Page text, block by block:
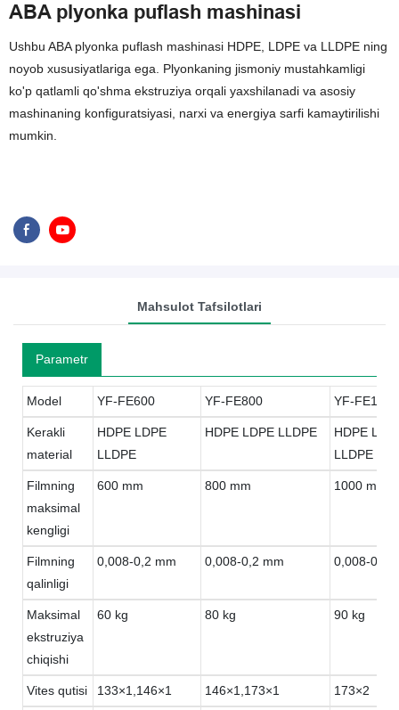
ABA plyonka puflash mashinasi
Ushbu ABA plyonka puflash mashinasi HDPE, LDPE va LLDPE ning
noyob xususiyatlariga ega. Plyonkaning jismoniy mustahkamligi
ko'p qatlamli qo'shma ekstruziya orqali yaxshilanadi va asosiy
mashinaning konfiguratsiyasi, narxi va energiya sarfi kamaytirilishi
mumkin.
Mahsulot Tafsilotlari
Parametr
Model YF-FE600 YF-FE800 YF-FE1000
Kerakli
material
HDPE LDPE
LLDPE
HDPE LDPE LLDPE
HDPE
LLDPE
Filmning
maksimal
kengligi
600 mm 800 mm 1000 mm
Filmning
qalinligi
0,008-0,2 mm 0,008-0,2 mm 0,008-0,2
Maksimal
ekstruziya
chiqishi
60 kg 80 kg 90 kg
Vites qutisi 133×1,146×1 146×1,173×1 173×2